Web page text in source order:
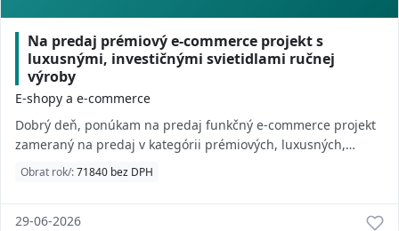
Na predaj prémiový e-commerce projekt s
luxusnými, investičnými svietidlami ručnej
výroby
E-shopy a e-commerce
Dobrý deň, ponúkam na predaj funkčný e-commerce projekt
zameraný na predaj v kategórii prémiových, luxusných,
investičných svietidiel ručnej výroby...
Obrat rok/:71840 bez DPH
29-06-2026